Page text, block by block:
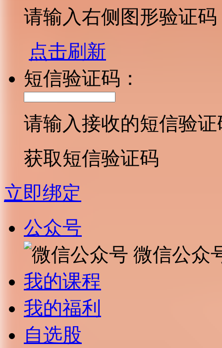
请输入右侧图形验证码
点击刷新
短信验证码：
请输入接收的短信验证
获取短信验证码
立即绑定
公众号
微信公众
我的课程
我的福利
自选股